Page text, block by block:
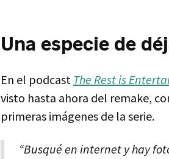
Una especie de
En el podcast The Rest is
visto hasta ahora del remake,
primeras imágenes de la serie.
“Busqué en internet y hay